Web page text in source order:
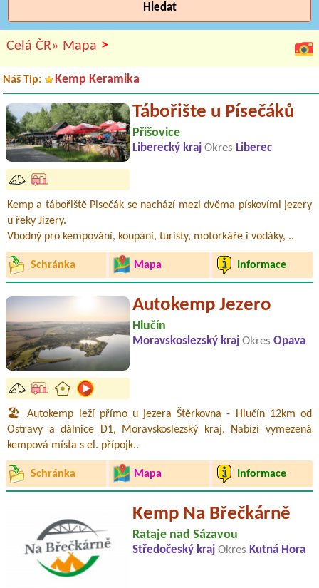
Hledat
Celá ČR» Mapa >
Náš Tip: Kemp Keramika
Tábořište u Písečáků
Přišovice
Liberecký kraj Okres Liberec
Kemp a tábořiště Pisečák se nachází mezi dvěma pískovími jezery
u řeky Jizery.
Vhodný pro kempování, koupání, turisty, motorkáře i vodáky, ..
Schránka Mapa Informace
Autokemp Jezero
Hlučín
Moravskoslezský kraj Okres Opava
🏖️ Autokemp leží přímo u jezera Štěrkovna - Hlučín 12km od
Ostravy a dálnice D1, Moravskoslezský kraj. Nabízí vymezená
kempová místa s el. přípojk..
Schránka Mapa Informace
Kemp Na Břečkárně
Rataje nad Sázavou
Středočeský kraj Okres Kutná Hora